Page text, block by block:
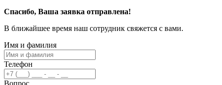
Спасибо, Ваша заявка отправлена!
В ближайшее время наш сотрудник свяжется с вами.
Имя и фамилия
Телефон
Вопрос